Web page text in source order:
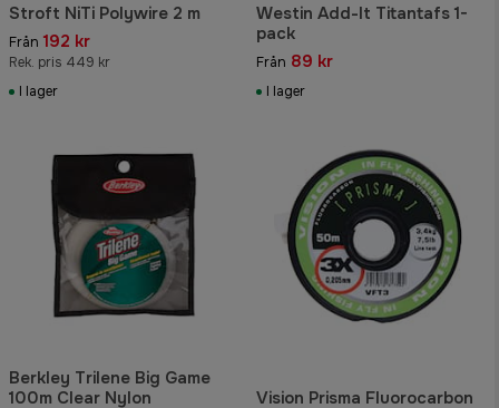
Stroft NiTi Polywire 2 m
Från 192 kr
Rek. pris 449 kr
I lager
Westin Add-It Titantafs 1-
pack
Från 89 kr
I lager
Berkley Trilene Big Game
100m Clear Nylon
Vision Prisma Fluorocarbon